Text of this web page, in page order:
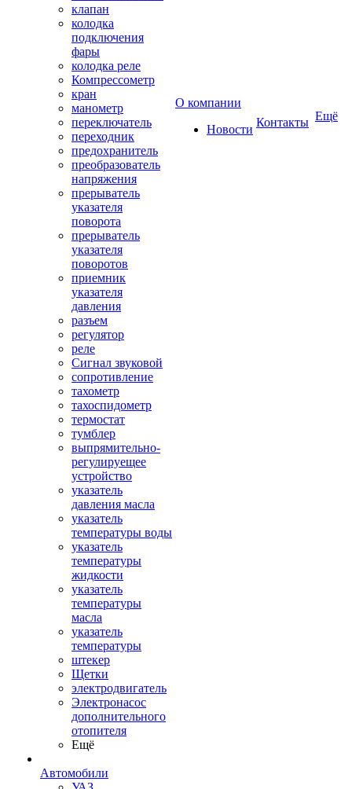
клапан
колодка
подключения
фары
колодка реле
Компрессометр
кран
манометр
переключатель
переходник
предохранитель
преобразователь
напряжения
прерыватель
указателя
поворота
прерыватель
указателя
поворотов
приемник
указателя
давления
разъем
регулятор
реле
Сигнал звуковой
сопротивление
тахометр
тахоспидометр
термостат
тумблер
выпрямительно-
регулируещее
устройство
указатель
давления масла
указатель
температуры воды
указатель
температуры
жидкости
указатель
температуры
масла
указатель
температуры
штекер
Щетки
электродвигатель
Электронасос
дополнительного
отопителя
Ещё
Автомобили
О компании
Новости
Контакты Ещё